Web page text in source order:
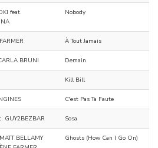
feat.
Nobody
À Tout Jamais
BRUNI Demain
Kill Bill
C'est Pas Ta Faute
GUY2BEZBAR Sosa
BELLAMY
Ghosts (How Can I Go On)